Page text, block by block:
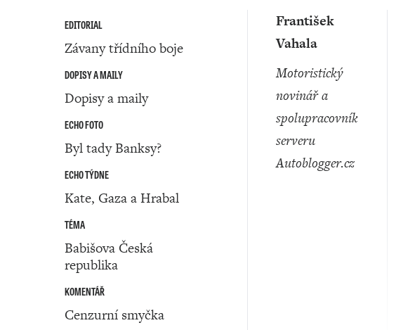
EDITORIAL
Závany třídního boje
DOPISY A MAILY
Dopisy a maily
ECHO FOTO
Byl tady Banksy?
ECHO TÝDNE
Kate, Gaza a Hrabal
TÉMA
Babišova Česká
republika
KOMENTÁŘ
Cenzurní smyčka
František
Vahala
motoristický
novinář a
spolupracovník
serveru
Autoblogger.cz